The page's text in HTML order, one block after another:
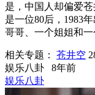
是，中国人却偏爱
是一位80后，1983
哥哥、一个姐姐和
相关专题： 苍井空
娱乐八卦
8年前
娱乐八卦